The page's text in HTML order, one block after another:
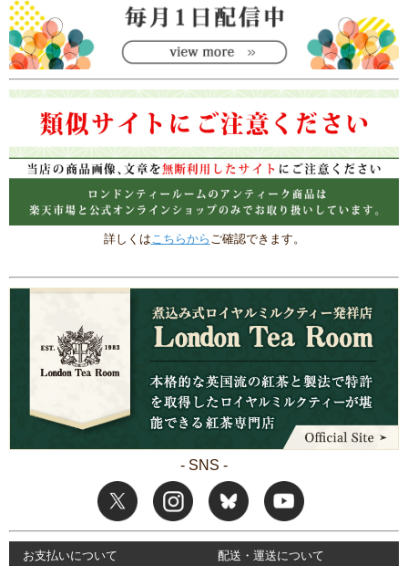
詳しくは こちらから ご確認できます。
- SNS -
お支払いについて 配送・運送について